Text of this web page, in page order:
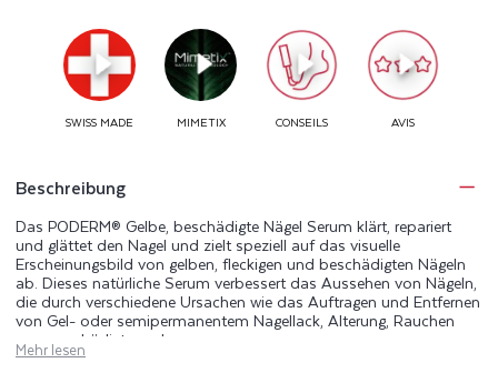
Beschreibung
Das PODERM® Gelbe, beschädigte Nägel Serum klärt, repariert
und glättet den Nagel und zielt speziell auf das visuelle
Erscheinungsbild von gelben, fleckigen und beschädigten Nägeln
ab. Dieses natürliche Serum verbessert das Aussehen von Nägeln,
die durch verschiedene Ursachen wie das Auftragen und Entfernen
von Gel- oder semipermanentem Nagellack, Alterung, Rauchen
usw. geschädigt wurden.
Mehr lesen